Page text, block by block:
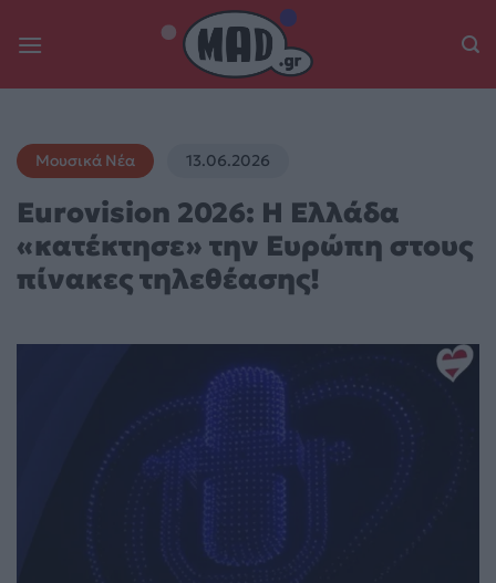
Μουσικά Νέα 13.06.2026
Eurovision 2026: Η Ελλάδα
«κατέκτησε» την Ευρώπη στους
πίνακες τηλεθέασης!